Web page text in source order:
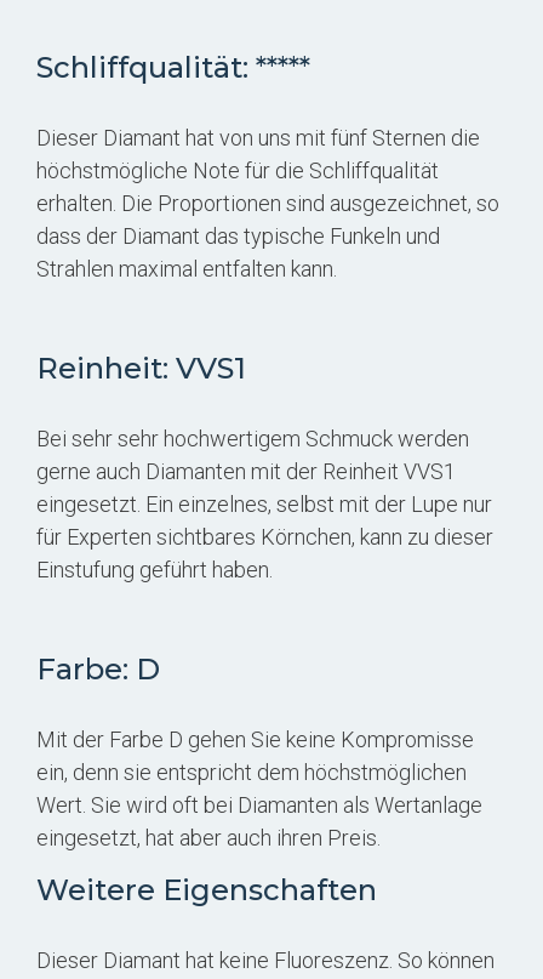
Schliffqualität: *****
Dieser Diamant hat von uns mit fünf Sternen die
höchstmögliche Note für die Schliffqualität
erhalten. Die Proportionen sind ausgezeichnet, so
dass der Diamant das typische Funkeln und
Strahlen maximal entfalten kann.
Reinheit: VVS1
Bei sehr sehr hochwertigem Schmuck werden
gerne auch Diamanten mit der Reinheit VVS1
eingesetzt. Ein einzelnes, selbst mit der Lupe nur
für Experten sichtbares Körnchen, kann zu dieser
Einstufung geführt haben.
Farbe: D
Mit der Farbe D gehen Sie keine Kompromisse
ein, denn sie entspricht dem höchstmöglichen
Wert. Sie wird oft bei Diamanten als Wertanlage
eingesetzt, hat aber auch ihren Preis.
Weitere Eigenschaften
Dieser Diamant hat keine Fluoreszenz. So können